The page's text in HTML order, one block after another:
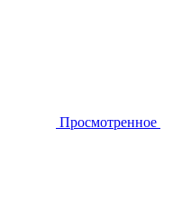
Просмотренное